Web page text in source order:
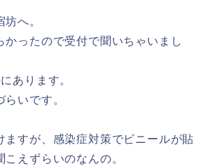
へ。
かったので受付で聞いちゃいまし
あります。
いです。
ますが、感染症対策でビニールが貼
こえずらいのなんの。